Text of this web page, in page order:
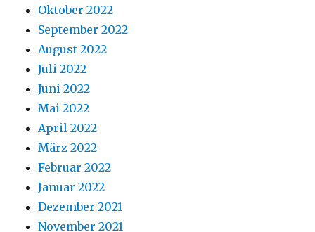
Oktober 2022
September 2022
August 2022
Juli 2022
Juni 2022
Mai 2022
April 2022
März 2022
Februar 2022
Januar 2022
Dezember 2021
November 2021